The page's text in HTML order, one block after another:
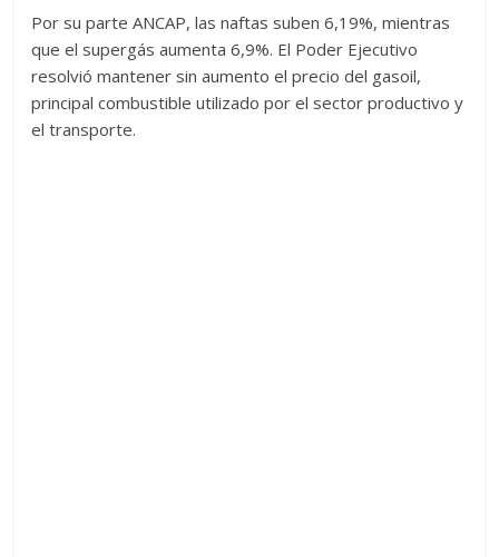
Por su parte ANCAP, las naftas suben 6,19%, mientras
que el supergás aumenta 6,9%. El Poder Ejecutivo
resolvió mantener sin aumento el precio del gasoil,
principal combustible utilizado por el sector productivo y
el transporte.